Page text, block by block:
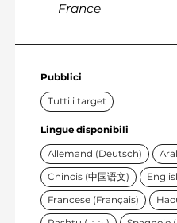
France
Pubblici
Tutti i target
Lingue disponibili
Allemand (Deutsch)
Chinois (中国语文)
Francese (Français)